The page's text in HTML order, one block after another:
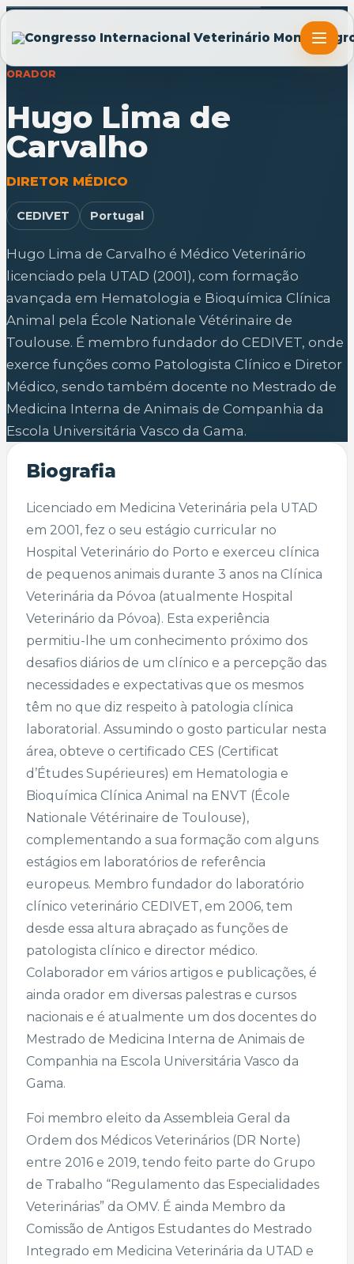
Voltar aos oradores
ORADOR
Hugo Lima de
Carvalho
DIRETOR MÉDICO
CEDIVET Portugal
Hugo Lima de Carvalho é Médico Veterinário
licenciado pela UTAD (2001), com formação
avançada em Hematologia e Bioquímica Clínica
Animal pela École Nationale Vétérinaire de
Toulouse. É membro fundador do CEDIVET, onde
exerce funções como Patologista Clínico e Diretor
Médico, sendo também docente no Mestrado de
Medicina Interna de Animais de Companhia da
Escola Universitária Vasco da Gama.
Biografia
Licenciado em Medicina Veterinária pela UTAD
em 2001, fez o seu estágio curricular no
Hospital Veterinário do Porto e exerceu clínica
de pequenos animais durante 3 anos na Clínica
Veterinária da Póvoa (atualmente Hospital
Veterinário da Póvoa). Esta experiência
permitiu-lhe um conhecimento próximo dos
desafios diários de um clínico e a percepção das
necessidades e expectativas que os mesmos
têm no que diz respeito à patologia clínica
laboratorial. Assumindo o gosto particular nesta
área, obteve o certificado CES (Certificat
d’Études Supérieures) em Hematologia e
Bioquímica Clínica Animal na ENVT (École
Nationale Vétérinaire de Toulouse),
complementando a sua formação com alguns
estágios em laboratórios de referência
europeus. Membro fundador do laboratório
clínico veterinário CEDIVET, em 2006, tem
desde essa altura abraçado as funções de
patologista clínico e director médico.
Colaborador em vários artigos e publicações, é
ainda orador em diversas palestras e cursos
nacionais e é atualmente um dos docentes do
Mestrado de Medicina Interna de Animais de
Companhia na Escola Universitária Vasco da
Gama.
Foi membro eleito da Assembleia Geral da
Ordem dos Médicos Veterinários (DR Norte)
entre 2016 e 2019, tendo feito parte do Grupo
de Trabalho “Regulamento das Especialidades
Veterinárias” da OMV. É ainda Membro da
Comissão de Antigos Estudantes do Mestrado
Integrado em Medicina Veterinária da UTAD e